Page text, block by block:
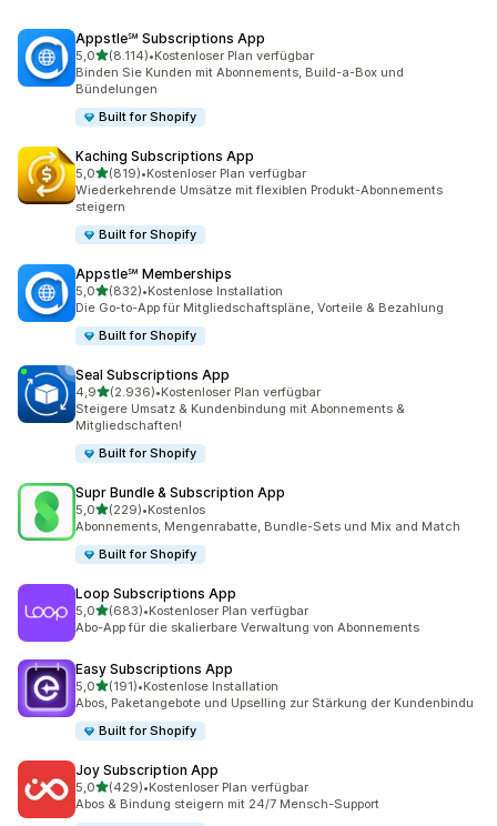
Appstle℠ Subscriptions App
5,0von 5 Sternen
(8.114)
8114 Rezensionen insgesamt
•Kostenloser Plan verfügbar
Binden Sie Kunden mit Abonnements, Build-a-Box und
Bündelungen
Built for Shopify
Kaching Subscriptions App
5,0von 5 Sternen
(819)
819 Rezensionen insgesamt
•Kostenloser Plan verfügbar
Wiederkehrende Umsätze mit flexiblen Produkt-Abonnements
steigern
Built for Shopify
Appstle℠ Memberships
5,0von 5 Sternen
(832)
832 Rezensionen insgesamt
•Kostenlose Installation
Die Go-to-App für Mitgliedschaftspläne, Vorteile & Bezahlung
Built for Shopify
Seal Subscriptions App
4,9von 5 Sternen
(2.936)
2936 Rezensionen insgesamt
•Kostenloser Plan verfügbar
Steigere Umsatz & Kundenbindung mit Abonnements &
Mitgliedschaften!
Built for Shopify
Supr Bundle & Subscription App
5,0von 5 Sternen
(229)
229 Rezensionen insgesamt
•Kostenlos
Abonnements, Mengenrabatte, Bundle-Sets und Mix and Match
Built for Shopify
Loop Subscriptions App
5,0von 5 Sternen
(683)
683 Rezensionen insgesamt
•Kostenloser Plan verfügbar
Abo-App für die skalierbare Verwaltung von Abonnements
Easy Subscriptions App
5,0von 5 Sternen
(191)
191 Rezensionen insgesamt
•Kostenlose Installation
Abos, Paketangebote und Upselling zur Stärkung der Kundenbindu
Built for Shopify
Joy Subscription App
5,0von 5 Sternen
(429)
429 Rezensionen insgesamt
•Kostenloser Plan verfügbar
Abos & Bindung steigern mit 24/7 Mensch-Support